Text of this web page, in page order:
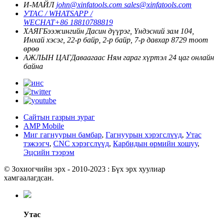
И-МАЙЛ john@xinfatools.com sales@xinfatools.com
УТАС / WHATSAPP /
WECHAT+86 18810788819
ХАЯГБээжингийн Дасин дүүрэг, Үндэсний зам 104,
Инхай хэсэг, 22-р байр, 2-р байр, 7-р давхар 8729 тоот
өрөө
АЖЛЫН ЦАГДаваагаас Ням гараг хүртэл 24 цаг онлайн
байна
Сайтын газрын зураг
AMP Mobile
Миг гагнуурын бамбар, Гагнуурын хэрэгслүүд, Утас
тэжээгч, CNC хэрэгслүүд, Карбидын өрмийн хошуу,
Эцсийн тээрэм
© Зохиогчийн эрх - 2010-2023 : Бүх эрх хуулиар
хамгаалагдсан.
Утас